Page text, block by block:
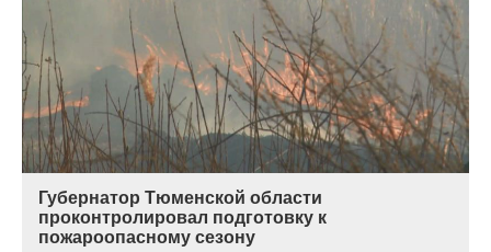
Губернатор Тюменской области
проконтролировал подготовку к
пожароопасному сезону